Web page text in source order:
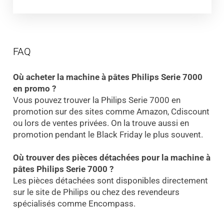
FAQ
Où acheter la machine à pâtes Philips Serie 7000
en promo ?
Vous pouvez trouver la Philips Serie 7000 en
promotion sur des sites comme Amazon, Cdiscount
ou lors de ventes privées. On la trouve aussi en
promotion pendant le Black Friday le plus souvent.
Où trouver des pièces détachées pour la machine à
pâtes Philips Serie 7000 ?
Les pièces détachées sont disponibles directement
sur le site de Philips ou chez des revendeurs
spécialisés comme Encompass.